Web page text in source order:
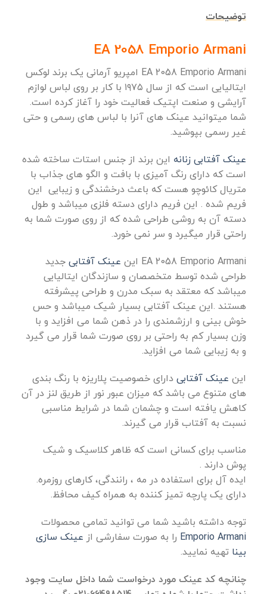
توضیحات
EA 2058 Emporio Armani
EA 2058 Emporio Armani امپریو آرمانی یک برند لوکس
ایتالیایی است که از سال ۱۹۷۵ با کار بر روی لباس لوازم
آرایشی و صنعت اپتیک فعالیت خود را آغاز کرده است.
شما میتوانید عینک های آنرا با لباس های رسمی و حتی
غیر رسمی بپوشید.
عینک آفتابی زنانه این برند از جنس استات ساخته شده
است که دارای رنگ آمیزی با بافت و الگو های جذاب با
متریال کائوچو هست که باعث درخشندگی و زیبایی این
فریم شده . این فریم دارای دسته فلزی میباشد و طول
دسته آن به روشی طراحی شده که از روی صورت شما به
راحتی قرار میگیرد و سر نمی خورد.
EA 2058 Emporio Armani این عینک آفتابی جدید
طراحی شده توسط متخصصان و سازندگان ایتالیایی
میباشد که معتقد به سبک مدرن و طراحی پیشرفته
هستند .این عینک آفتابی بسیار شیک میباشد و حس
خوش بینی و ارزشمندی را در ذهن شما می افزاید و با
وزن بسیار کم به راحتی بر روی صورت شما قرار می گیرد
و به زیبایی شما می افزاید.
این عینک آفتابی دارای خصوصیت پلاریزه با رنگ بندی
های متنوع می باشد که میزان عبور نور از طریق لنز در آن
کاهش یافته است و چشمان شما در شرایط مناسبی
نسبت به آفتاب قرار می گیرند.
مناسب برای کسانی است که ظاهر کلاسیک و شیک
پوش دارند .
ایده آل برای استفاده در مه ، رانندگی، کارهای روزمره.
دارای یک پارچه تمیز کننده به همراه کیف محافظ.
توجه داشته باشید شما می توانید تمامی محصولات
Emporio Armani را به صورت سفارشی از عینک سازی
بینا تهیه نمایید.
چنانچه کد عینک مورد درخواست شما داخل سایت وجود